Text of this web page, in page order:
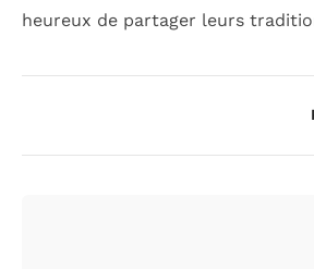
heureux de partager leurs